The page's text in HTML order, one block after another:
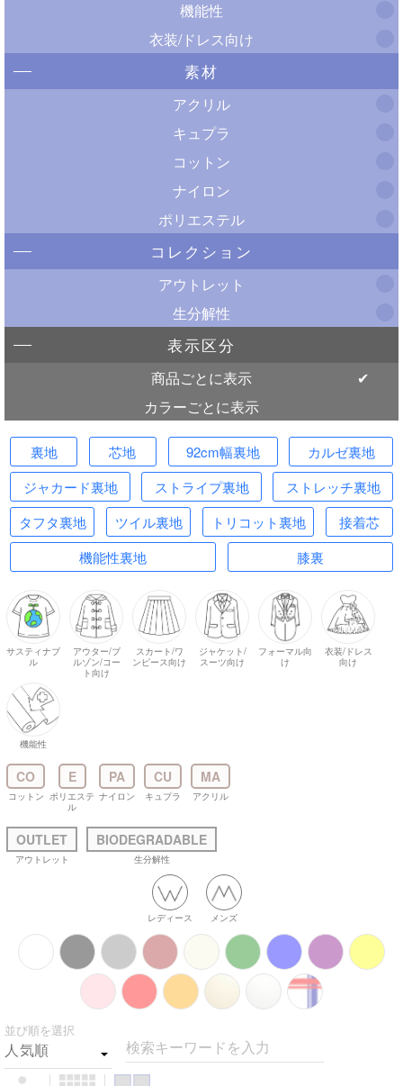
機能性
衣装/ドレス向け
素材
アクリル
キュプラ
コットン
ナイロン
ポリエステル
コレクション
アウトレット
生分解性
表示区分
商品ごとに表示
カラーごとに表示
裏地 芯地 92cm幅裏地
カルゼ裏地
ジャカード裏地
ストライプ裏地
ストレッチ裏地
タフタ裏地
ツイル裏地 トリコット裏地
接着芯
機能性裏地
膝裏
サスティナブ
ル
アウター/ブ
ルゾン/コー
ト向け
スカート/ワ
ンピース向け
ジャケット/
スーツ向け
フォーマル向
け
衣装/ドレス
向け
機能性
CO
コットン
E
ポリエステ
ル
PA
ナイロン
CU
キュプラ
MA
アクリル
OUTLET
アウトレット
BIODEGRADABLE
生分解性
レディース メンズ
並び順を選択
検索キーワードを入力